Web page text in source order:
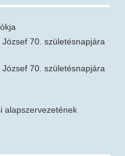
70. születésnapjára
70. születésnapjára
alapszervezetének